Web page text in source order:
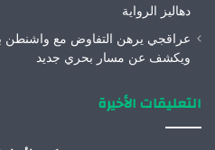
دهاليز الرواية
عراقجي يرهن التفاوض مع واشنطن
ويكشف عن مسار بحري جديد
التعليقات الأخيرة